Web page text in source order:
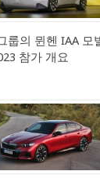
룹의 뮌헨 IAA 모
참가 개요